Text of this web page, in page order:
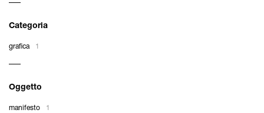
Categoria
grafica 1
Oggetto
manifesto 1